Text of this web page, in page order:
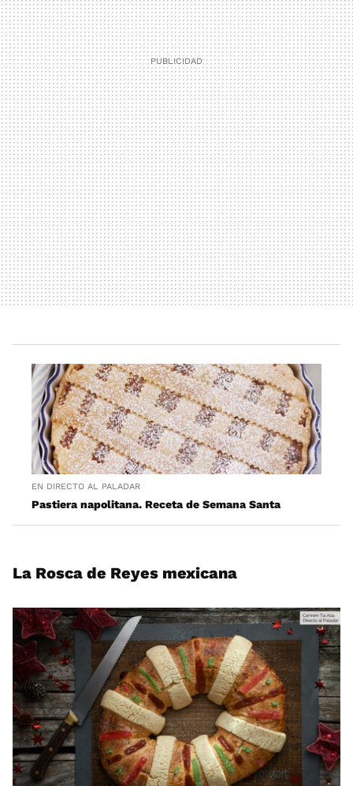
EN DIRECTO AL PALADAR
Pastiera napolitana. Receta de Semana Santa
La Rosca de Reyes mexicana